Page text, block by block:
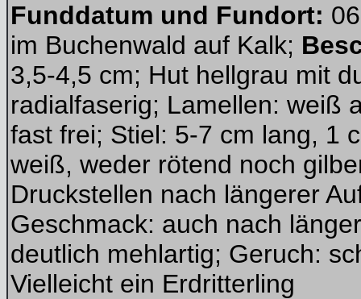
Funddatum und Fundort:
im Buchenwald auf Kalk;
3,5-4,5 cm; Hut hellgrau mit
radialfaserig; Lamellen: weiß
fast frei; Stiel: 5-7 cm lang, 1
weiß, weder rötend noch
Druckstellen nach längerer
Geschmack: auch nach
deutlich mehlartig; Geruch:
Vielleicht ein Erdritterling